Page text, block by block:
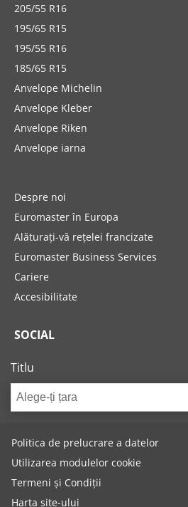
205/55 R16
195/65 R15
195/55 R16
185/65 R15
Anvelope Michelin
Anvelope Kleber
Anvelope Riken
Anvelope iarna
Despre noi
Euromaster în Europa
Alăturați-vă rețelei francizate
Euromaster Business Services
Cariere
Accesibilitate
SOCIAL
Titlu
Alege-ți țara
Politica de prelucrare a datelor
Utilizarea modulelor cookie
Termeni și Condiții
Harta site-ului